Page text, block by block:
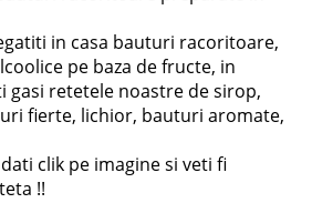
in casa bauturi racoritoare,
pe baza de fructe, in
gasi retetele noastre de sirop,
fierte, lichior, bauturi aromate,
clik pe imagine si veti fi
!!